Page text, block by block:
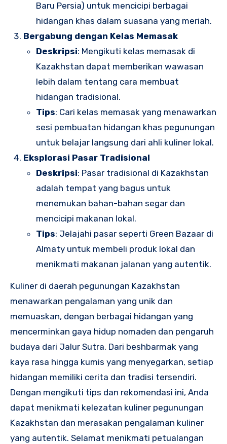
Baru Persia) untuk mencicipi berbagai
hidangan khas dalam suasana yang meriah.
Bergabung dengan Kelas Memasak
Deskripsi: Mengikuti kelas memasak di
Kazakhstan dapat memberikan wawasan
lebih dalam tentang cara membuat
hidangan tradisional.
Tips: Cari kelas memasak yang menawarkan
sesi pembuatan hidangan khas pegunungan
untuk belajar langsung dari ahli kuliner lokal.
Eksplorasi Pasar Tradisional
Deskripsi: Pasar tradisional di Kazakhstan
adalah tempat yang bagus untuk
menemukan bahan-bahan segar dan
mencicipi makanan lokal.
Tips: Jelajahi pasar seperti Green Bazaar di
Almaty untuk membeli produk lokal dan
menikmati makanan jalanan yang autentik.
Kuliner di daerah pegunungan Kazakhstan
menawarkan pengalaman yang unik dan
memuaskan, dengan berbagai hidangan yang
mencerminkan gaya hidup nomaden dan pengaruh
budaya dari Jalur Sutra. Dari beshbarmak yang
kaya rasa hingga kumis yang menyegarkan, setiap
hidangan memiliki cerita dan tradisi tersendiri.
Dengan mengikuti tips dan rekomendasi ini, Anda
dapat menikmati kelezatan kuliner pegunungan
Kazakhstan dan merasakan pengalaman kuliner
yang autentik. Selamat menikmati petualangan